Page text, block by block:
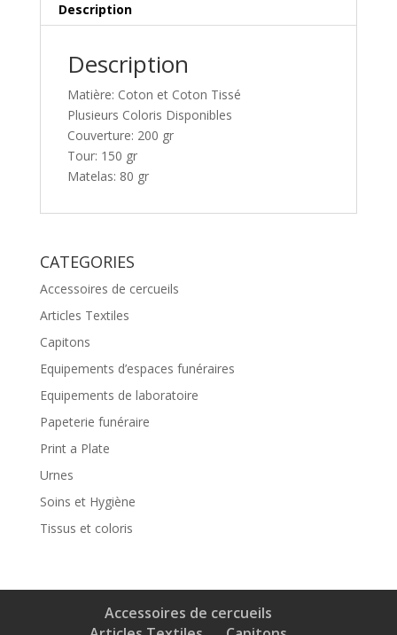
Description
Description
Matière: Coton et Coton Tissé
Plusieurs Coloris Disponibles
Couverture: 200 gr
Tour: 150 gr
Matelas: 80 gr
CATEGORIES
Accessoires de cercueils
Articles Textiles
Capitons
Equipements d’espaces funéraires
Equipements de laboratoire
Papeterie funéraire
Print a Plate
Urnes
Soins et Hygiène
Tissus et coloris
Accessoires de cercueils